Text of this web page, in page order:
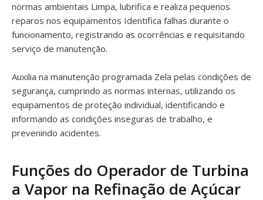
normas ambientais Limpa, lubrifica e realiza pequenos
reparos nos equipamentos Identifica falhas durante o
funcionamento, registrando as ocorrências e requisitando
serviço de manutenção.
Auxilia na manutenção programada Zela pelas condições de
segurança, cumprindo as normas internas, utilizando os
equipamentos de proteção individual, identificando e
informando as condições inseguras de trabalho, e
prevenindo acidentes.
Funções do Operador de Turbina
a Vapor na Refinação de Açúcar